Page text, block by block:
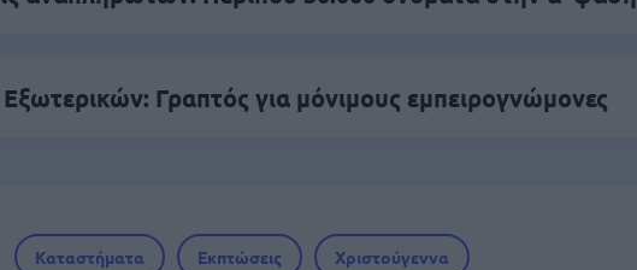
Γραπτός για μόνιμους εμπειρογνώμονες
Καταστήματα Εκπτώσεις Χριστούγεννα